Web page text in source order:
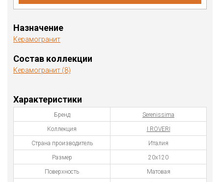
Назначение
Керамогранит
Состав коллекции
Керамогранит (8)
Характеристики
Бренд Serenissima
Коллекция I ROVERI
Страна производитель Италия
Размер 20х120
Поверхность Матовая